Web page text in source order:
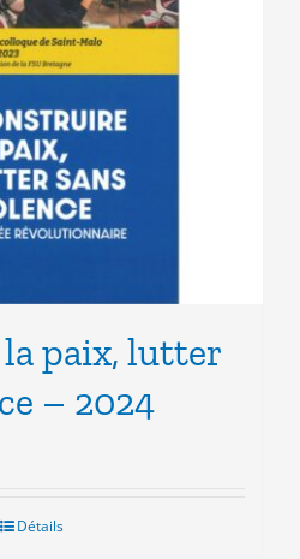
paix, lutter
– 2024
Détails